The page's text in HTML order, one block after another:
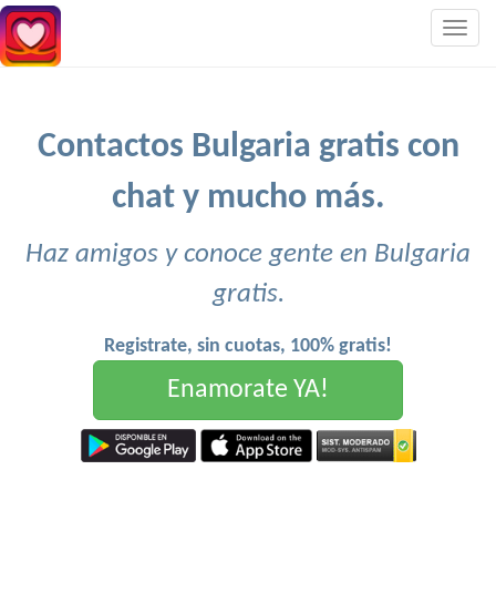
Contactos Bulgaria gratis con
chat y mucho más.
Haz amigos y conoce gente en Bulgaria
gratis.
Registrate, sin cuotas, 100% gratis!
Enamorate YA!